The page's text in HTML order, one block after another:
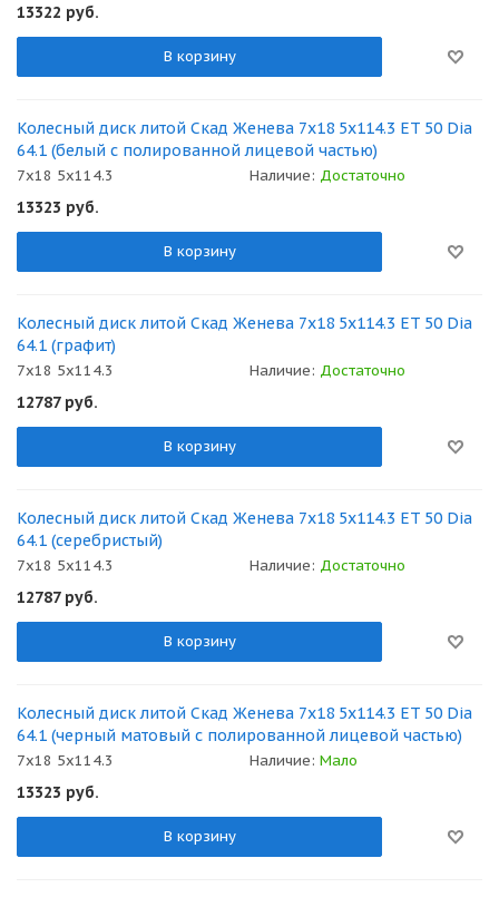
13322 руб.
В корзину
Колесный диск литой Скад Женева 7x18 5x114.3 ET 50 Dia
64.1 (белый с полированной лицевой частью)
7x18 5x114.3 Наличие: Достаточно
13323 руб.
В корзину
Колесный диск литой Скад Женева 7x18 5x114.3 ET 50 Dia
64.1 (графит)
7x18 5x114.3 Наличие: Достаточно
12787руб.
В корзину
Колесный диск литой Скад Женева 7x18 5x114.3 ET 50 Dia
64.1 (серебристый)
7x18 5x114.3 Наличие: Достаточно
12787руб.
В корзину
Колесный диск литой Скад Женева 7x18 5x114.3 ET 50 Dia
64.1 (черный матовый с полированной лицевой частью)
7x18 5x114.3 Наличие: Мало
13323 руб.
В корзину